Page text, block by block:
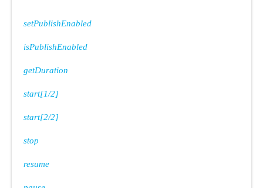
setPublishEnabled
isPublishEnabled
getDuration
start[1/2]
start[2/2]
stop
resume